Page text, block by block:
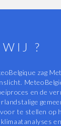
?
zag
en de
te stellen op